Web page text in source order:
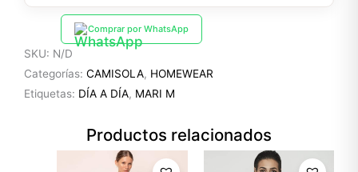
Comprar por WhatsApp
SKU: N/D
Categorías: CAMISOLA, HOMEWEAR
Etiquetas: DÍA A DÍA, MARI M
Productos relacionados